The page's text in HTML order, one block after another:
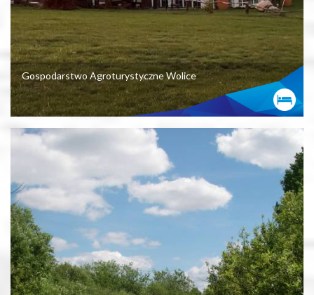
Gospodarstwo Agroturystyczne Wolice